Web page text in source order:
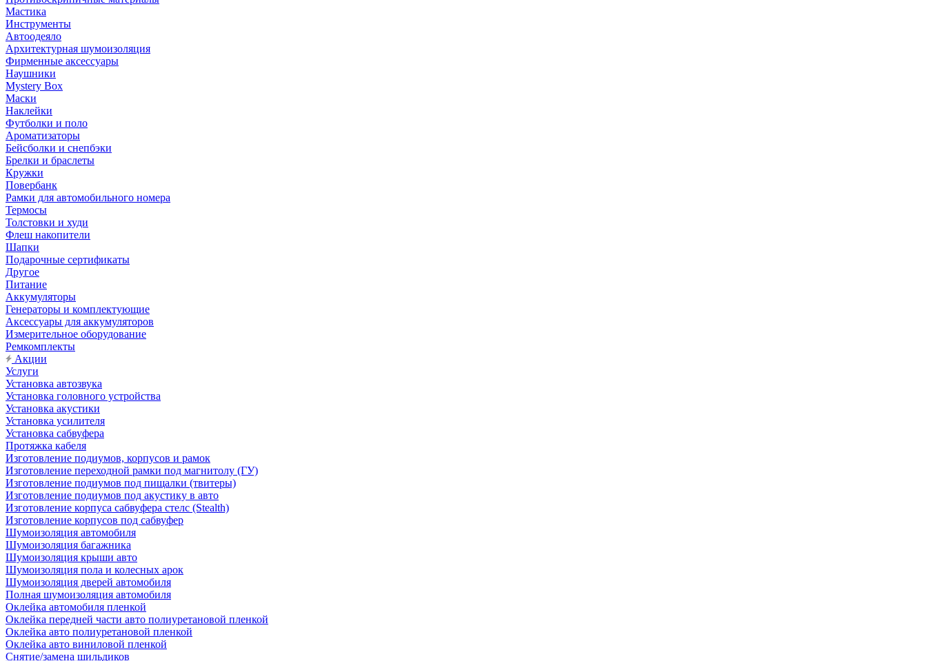
Мастика
Инструменты
Автоодеяло
Архитектурная шумоизоляция
Фирменные аксессуары
Наушники
Mystery Box
Маски
Наклейки
Футболки и поло
Ароматизаторы
Бейсболки и снепбэки
Брелки и браслеты
Кружки
Повербанк
Рамки для автомобильного номера
Термосы
Толстовки и худи
Флеш накопители
Шапки
Подарочные сертификаты
Другое
Питание
Аккумуляторы
Генераторы и комплектующие
Аксессуары для аккумуляторов
Измерительное оборудование
Ремкомплекты
Акции
Услуги
Установка автозвука
Установка головного устройства
Установка акустики
Установка усилителя
Установка сабвуфера
Протяжка кабеля
Изготовление подиумов, корпусов и рамок
Изготовление переходной рамки под магнитолу (ГУ)
Изготовление подиумов под пищалки (твитеры)
Изготовление подиумов под акустику в авто
Изготовление корпуса сабвуфера стелс (Stealth)
Изготовление корпусов под сабвуфер
Шумоизоляция автомобиля
Шумоизоляция багажника
Шумоизоляция крыши авто
Шумоизоляция пола и колесных арок
Шумоизоляция дверей автомобиля
Полная шумоизоляция автомобиля
Оклейка автомобиля пленкой
Оклейка передней части авто полиуретановой пленкой
Оклейка авто полиуретановой пленкой
Оклейка авто виниловой пленкой
Снятие/замена шильдиков